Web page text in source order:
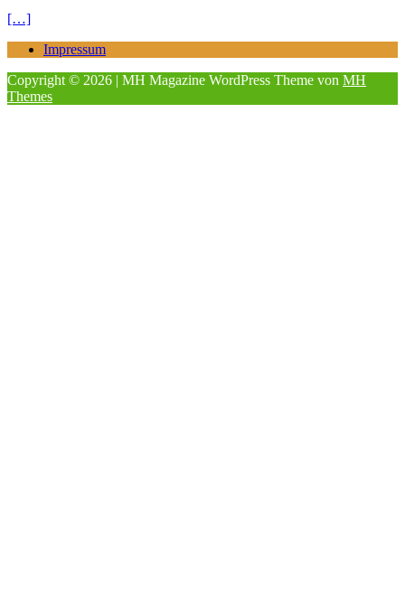
[…]
Impressum
Copyright © 2026 | MH Magazine WordPress Theme von MH
Themes